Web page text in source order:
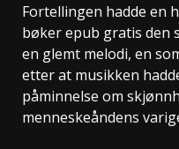
Fortellingen hadde en
bøker epub gratis den
en glemt melodi, en
etter at musikken
påminnelse om
menneskeåndens